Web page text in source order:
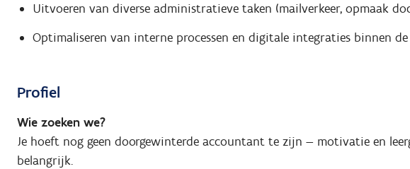
Uitvoeren van diverse administratieve taken (mailverkeer, opmaak
Optimaliseren van interne processen en digitale integraties binnen
Profiel
Wie zoeken we?
Je hoeft nog geen doorgewinterde accountant te zijn — motivatie en
belangrijk.